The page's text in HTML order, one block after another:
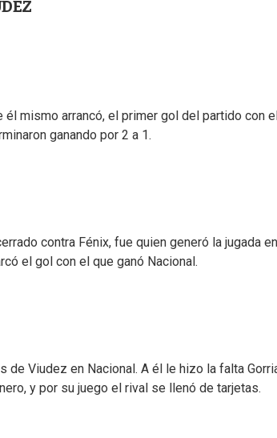
él mismo arrancó, el primer gol del partido con
ganando por 2 a 1.
contra Fénix, fue quien generó la jugada
el gol con el que ganó Nacional.
de Viudez en Nacional. A él le hizo la falta
y por su juego el rival se llenó de tarjetas.